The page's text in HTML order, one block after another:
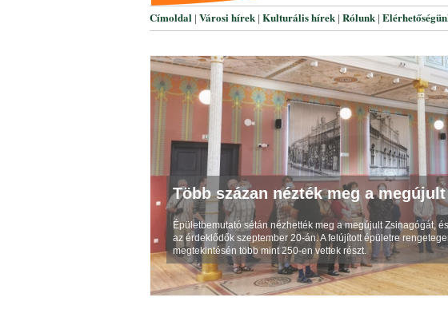
Címoldal Városi hírek Kulturális hírek Rólunk
A zeneiskola karácsonyi koncertje
Több százan nézték meg a
Épületbemutató sétán nézhették meg a megújult Zsinagógát,
az érdeklődők szeptember 20-án. A felújított épületre
megtekintésén több mint 250-en vettek részt.
Louis Armstrong showműsor a